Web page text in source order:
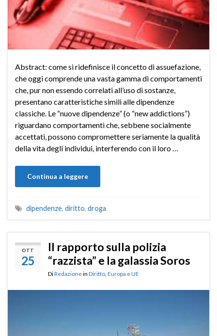
Abstract: come si ridefinisce il concetto di assuefazione,
che oggi comprende una vasta gamma di comportamenti
che, pur non essendo correlati all’uso di sostanze,
presentano caratteristiche simili alle dipendenze
classiche. Le “nuove dipendenze” (o “new addictions”)
riguardano comportamenti che, sebbene socialmente
accettati, possono compromettere seriamente la qualità
della vita degli individui, interferendo con il loro …
Continua a leggere
dipendenze, diritto, droga
OTT
25
Il rapporto sulla polizia
“razzista” e la galassia Soros
DiRedazionein Diritto Europa e UE